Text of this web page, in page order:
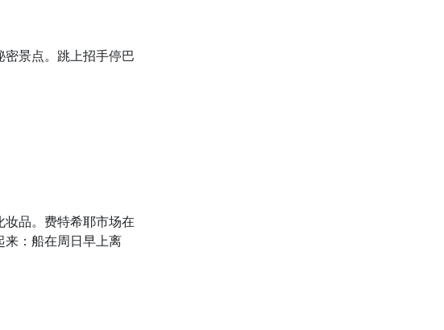
景点。跳上招手停巴
品。费特希耶市场在
来：船在周日早上离